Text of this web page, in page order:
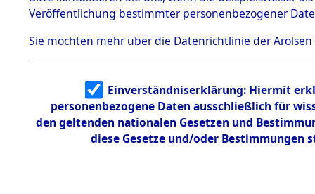
dem KZ
Dachau,
Landesentsch
ädigungsamt
Effekten aus
dem KZ
Neuengamm
e
Dokument
Namensvarianten
MUSYTSCHENKO
Häftlingsnummer
DOKUMENTE
Veröffentlichung bestimmter personenbezogener
Sie möchten mehr über die Datenrichtlinie der Arolsen
Einverständniserklärung: Hiermit
personenbezogene Daten ausschließlich für
den geltenden nationalen Gesetzen und
diese Gesetze und/oder Bestimmungen